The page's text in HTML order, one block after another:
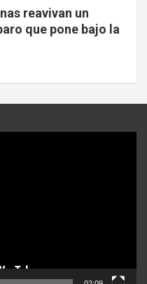
reavivan un
que pone bajo la